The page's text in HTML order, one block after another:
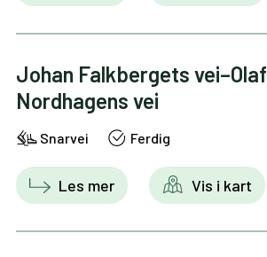
Johan Falkbergets vei–Olaf
Nordhagens vei
Snarvei Ferdig
Les mer Vis i kart